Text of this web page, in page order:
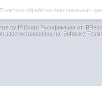
Политика обработки персональных
by IP.BoardРусификация от
зарегистрирована на: Software-